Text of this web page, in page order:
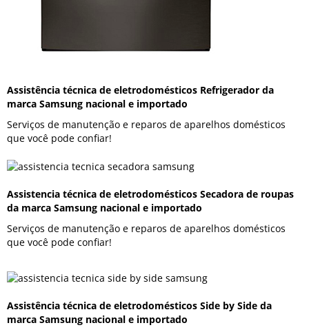
Assistência técnica de eletrodomésticos Refrigerador da
marca Samsung nacional e importado
Serviços de manutenção e reparos de aparelhos domésticos
que você pode confiar!
Assistencia técnica de eletrodomésticos Secadora de roupas
da marca Samsung nacional e importado
Serviços de manutenção e reparos de aparelhos domésticos
que você pode confiar!
Assistência técnica de eletrodomésticos Side by Side da
marca Samsung nacional e importado